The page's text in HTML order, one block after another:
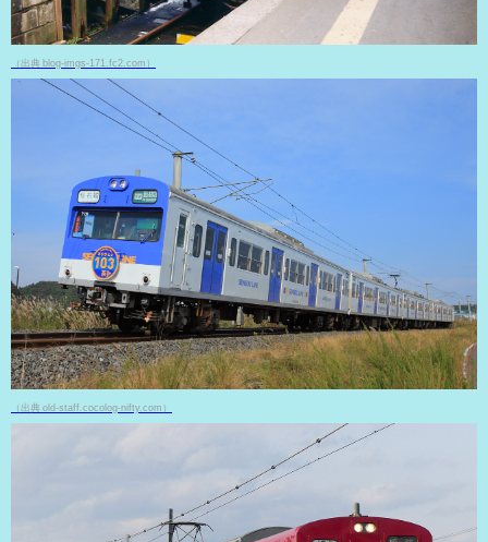
（出典 blog-imgs-171.fc2.com）
（出典 old-staff.cocolog-nifty.com）